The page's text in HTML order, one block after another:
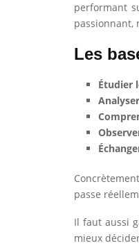
performant
passionnant,
Les
Étudier
passe
Il faut aussi
mieux